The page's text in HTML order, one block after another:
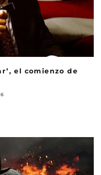
el comienzo de